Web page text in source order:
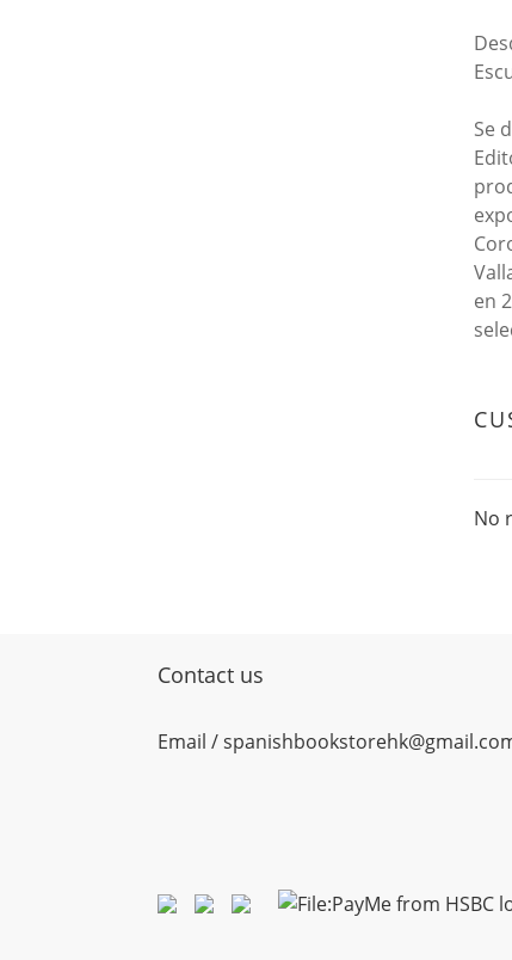
Se
en
No
Contact us
Email /